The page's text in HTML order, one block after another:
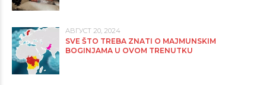
АВГУСТ 20, 2024
SVE ŠTO TREBA ZNATI O MAJMUNSKIM
BOGINJAMA U OVOM TRENUTKU